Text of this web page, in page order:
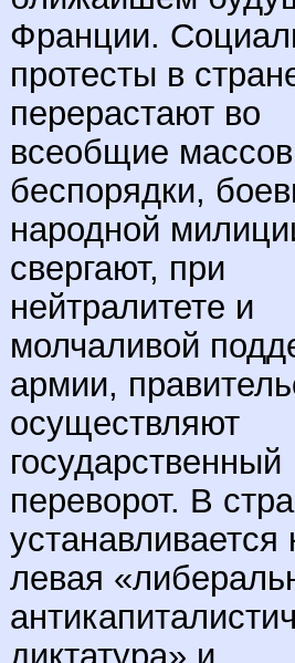
Франции.
протесты в
перерастают во
всеобщие
беспорядки,
народной
свергают, при
нейтралитете и
молчаливой
армии,
осуществляют
государственный
переворот. В
устанавливается
левая
диктатура» и